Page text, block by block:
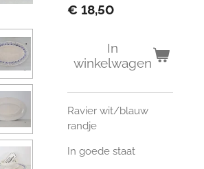
€ 18,50
In
winkelwagen
Ravier wit/blauw
randje
In goede staat